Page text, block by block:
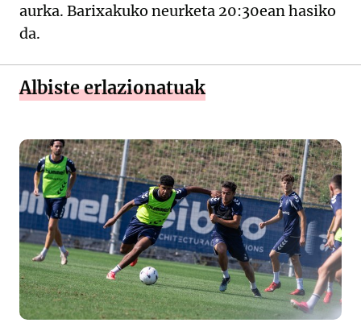
aurka. Barixakuko neurketa 20:30ean hasiko
da.
Albiste erlazionatuak